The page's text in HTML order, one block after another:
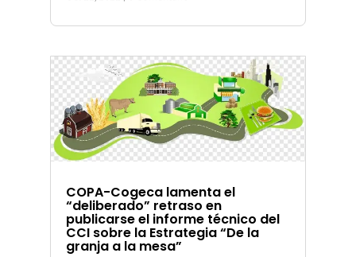
COPA-Cogeca lamenta el
“deliberado” retraso en
publicarse el informe técnico del
CCI sobre la Estrategia “De la
granja a la mesa”